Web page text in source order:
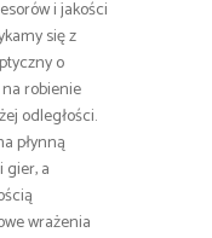
i jakości
się z
o
robienie
odległości.
płynną
gier, a
wrażenia